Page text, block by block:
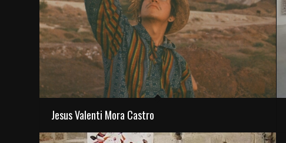
Jesus Valenti Mora Castro